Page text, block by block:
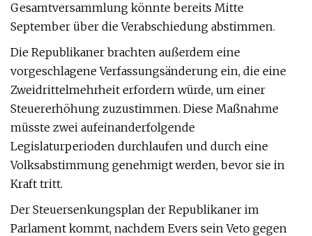
Gesamtversammlung könnte bereits Mitte
September über die Verabschiedung abstimmen.
Die Republikaner brachten außerdem eine
vorgeschlagene Verfassungsänderung ein, die eine
Zweidrittelmehrheit erfordern würde, um einer
Steuererhöhung zuzustimmen. Diese Maßnahme
müsste zwei aufeinanderfolgende
Legislaturperioden durchlaufen und durch eine
Volksabstimmung genehmigt werden, bevor sie in
Kraft tritt.
Der Steuersenkungsplan der Republikaner im
Parlament kommt, nachdem Evers sein Veto gegen